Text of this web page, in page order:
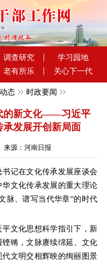
调查研究
学习园地
老有所乐 关心下一代
态 时政要闻
的新文化——习近平
发展开创新局面
来源：河南日报
记在文化传承发展座谈会
华文化传承发展的重大理论
脉、谱写当代华章”的时代
文化思想科学指引下，新
锵，文脉赓续绵延、文化
文明交相辉映的绚丽图景